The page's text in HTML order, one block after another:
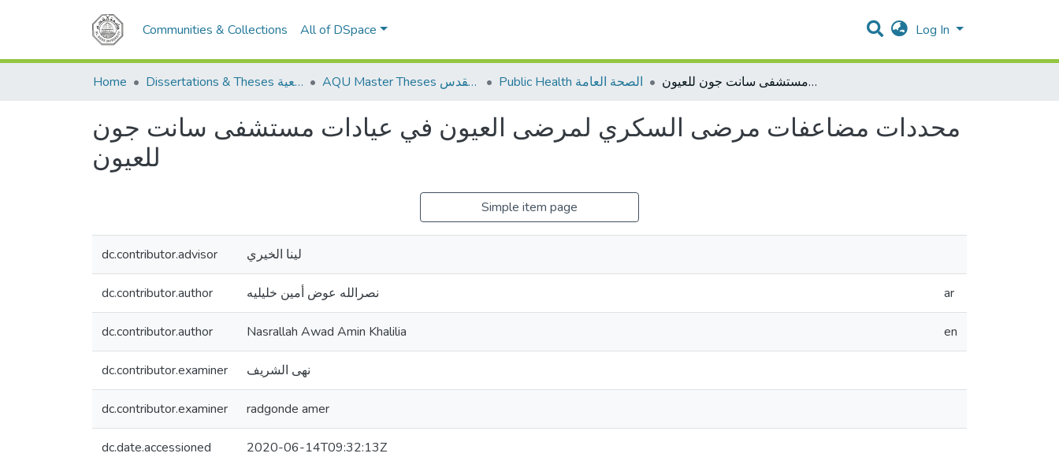
Communities & Collections All of DSpace Log In
Home Dissertations & Theses الرسائل الجامعية AQU Master Theses الرسائل الجامعية الخاصة بجامعة القدس Public Health الصحة العامة محددات مضاعفات مرضى السكري لمرضى العيون في عيادات مستشفى سانت جون للعيون
محددات مضاعفات مرضى السكري لمرضى العيون في عيادات مستشفى سانت جون
للعيون
Simple item page
dc.contributor.advisor لينا الخيري
dc.contributor.author نصرالله عوض أمين خليليه ar
dc.contributor.author Nasrallah Awad Amin Khalilia en
dc.contributor.examiner نهى الشريف
dc.contributor.examiner radgonde amer
dc.date.accessioned 2020-06-14T09:32:13Z